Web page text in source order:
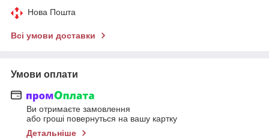
Нова Пошта
Всі умови доставки
Умови оплати
Ви отримаєте замовлення
або гроші повернуться на вашу картку
Детальніше